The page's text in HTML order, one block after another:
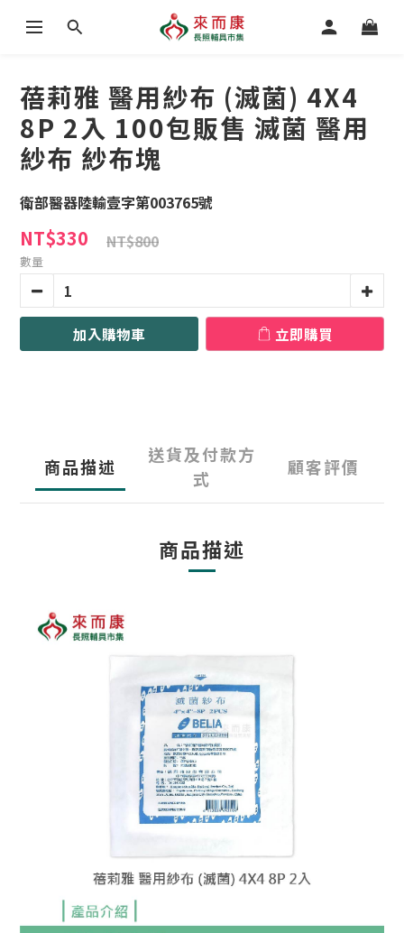
蓓莉雅 醫用紗布 (滅菌) 4X4
8P 2入 100包販售 滅菌 醫用
紗布 紗布塊
衛部醫器陸輸壹字第003765號
NT$330 NT$800
數量
加入購物車 立即購買
商品描述
送貨及付款方
式
顧客評價
商品描述